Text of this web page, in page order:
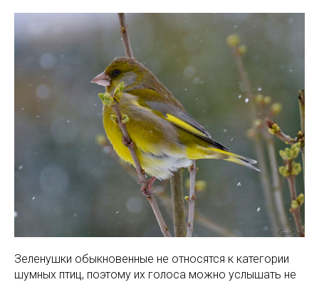
Зеленушки обыкновенные не относятся к категории
шумных птиц, поэтому их голоса можно услышать не